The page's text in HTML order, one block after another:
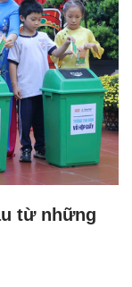
từ những